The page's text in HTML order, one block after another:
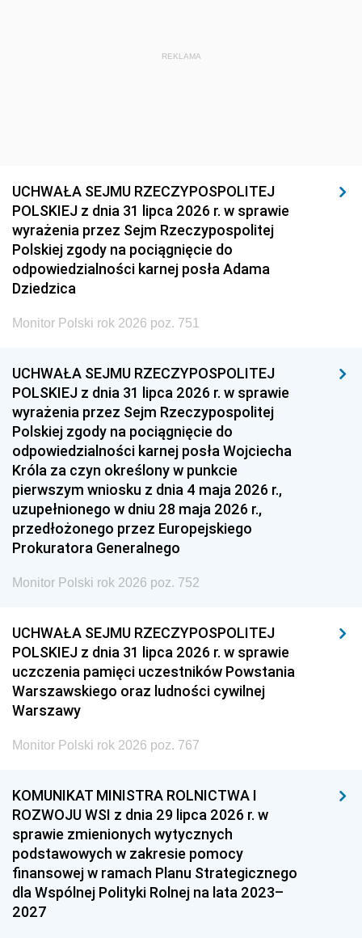
REKLAMA
UCHWAŁA SEJMU RZECZYPOSPOLITEJ
POLSKIEJ z dnia 31 lipca 2026 r. w sprawie
wyrażenia przez Sejm Rzeczypospolitej
Polskiej zgody na pociągnięcie do
odpowiedzialności karnej posła Adama
Dziedzica
Monitor Polski rok 2026 poz. 751
UCHWAŁA SEJMU RZECZYPOSPOLITEJ
POLSKIEJ z dnia 31 lipca 2026 r. w sprawie
wyrażenia przez Sejm Rzeczypospolitej
Polskiej zgody na pociągnięcie do
odpowiedzialności karnej posła Wojciecha
Króla za czyn określony w punkcie
pierwszym wniosku z dnia 4 maja 2026 r.,
uzupełnionego w dniu 28 maja 2026 r.,
przedłożonego przez Europejskiego
Prokuratora Generalnego
Monitor Polski rok 2026 poz. 752
UCHWAŁA SEJMU RZECZYPOSPOLITEJ
POLSKIEJ z dnia 31 lipca 2026 r. w sprawie
uczczenia pamięci uczestników Powstania
Warszawskiego oraz ludności cywilnej
Warszawy
Monitor Polski rok 2026 poz. 767
KOMUNIKAT MINISTRA ROLNICTWA I
ROZWOJU WSI z dnia 29 lipca 2026 r. w
sprawie zmienionych wytycznych
podstawowych w zakresie pomocy
finansowej w ramach Planu Strategicznego
dla Wspólnej Polityki Rolnej na lata 2023–
2027